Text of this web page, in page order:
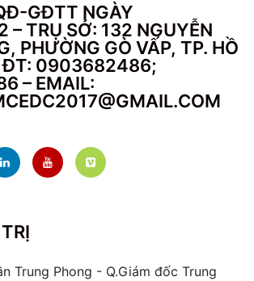
GĐTT NGÀY
TRỤ SỞ: 132 NGUYỄN
PHƯỜNG GÒ VẤP, TP. HỒ
ĐT: 0903682486;
– EMAIL:
Trung Phong - Q.Giám đốc Trung